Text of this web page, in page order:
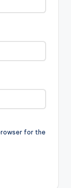
for the